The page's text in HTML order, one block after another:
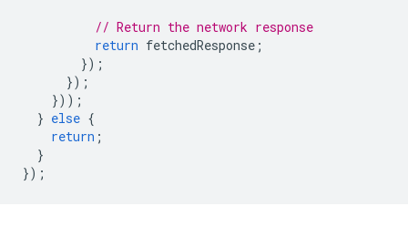
// Return the network response
return fetchedResponse ;
});
});
}));
} else {
return ;
}
});